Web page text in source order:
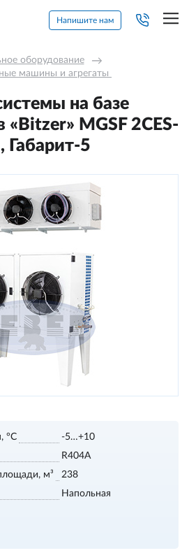
Напишите нам
оборудование →
машины и агрегаты
на базе
«Bitzer» MGSF 2CES-
Габарит-5
°С
-5…+10
R404А
м³
238
Напольная